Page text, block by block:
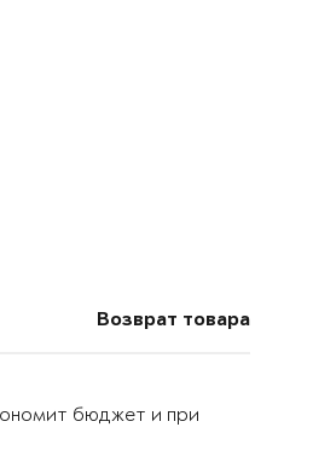
Возврат товара
бюджет и при